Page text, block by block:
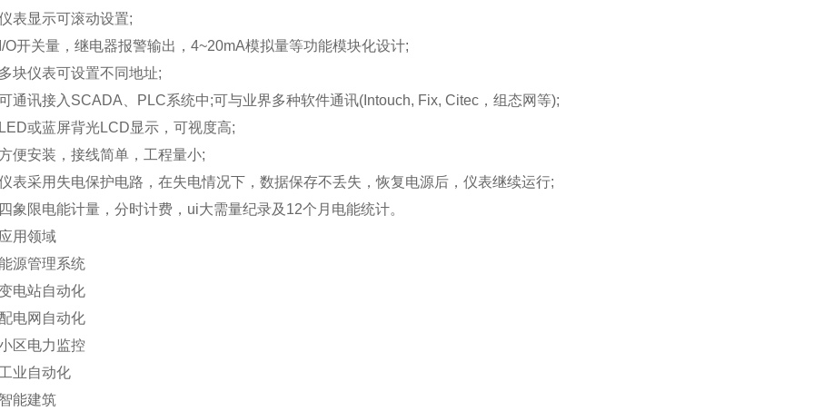
显示可滚动设置;
关量，继电器报警输出，4~20mA模拟量等功能模块化设计;
仪表可设置不同地址;
讯接入SCADA、PLC系统中;可与业界多种软件通讯(Intouch, Fix, Citec，组态网等);
或蓝屏背光LCD显示，可视度高;
安装，接线简单，工程量小;
采用失电保护电路，在失电情况下，数据保存不丢失，恢复电源后，仪表继续运行;
限电能计量，分时计费，ui大需量纪录及12个月电能统计。
领域
管理系统
站自动化
网自动化
电力监控
自动化
建筑